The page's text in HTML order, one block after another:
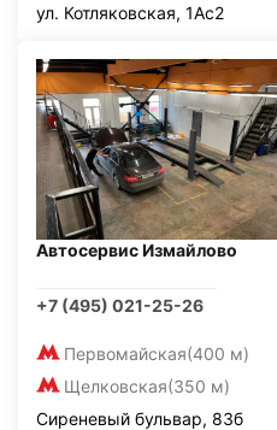
ул. Котляковская, 1Ас2
Автосервис Измайлово
+7 (495) 021-25-26
Первомайская(400 м)
Щелковская(350 м)
Сиреневый бульвар, 83б